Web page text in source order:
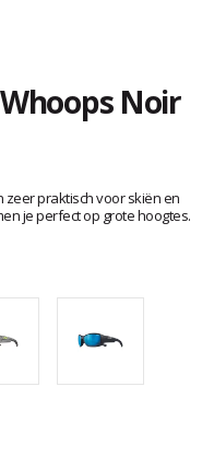
Noir
zeer praktisch voor skiën en
je perfect op grote hoogtes.